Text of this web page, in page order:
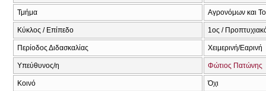
Τμήμα Αγρονόμων και
Κύκλος / Επίπεδο 1ος /
Περίοδος Διδασκαλίας Χειμερινή/Εαρινή
Υπεύθυνος/η Φώτιος Πατώνης
Κοινό Όχι